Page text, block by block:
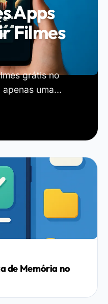
Apps
Filmes
grátis no
uma
acessível.
de Memória no